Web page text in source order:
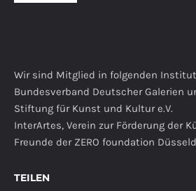
Wir sind Mitglied in folgenden
Bundesverband Deutscher Galerien
Stiftung für Kunst und Kultur e.V.
InterArtes, Verein zur Förderung der
Freunde der ZERO foundation
TEILEN